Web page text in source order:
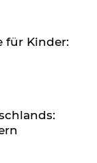
für Kinder: